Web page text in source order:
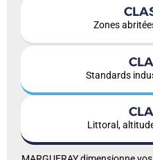
Zones
Standards
Littoral,